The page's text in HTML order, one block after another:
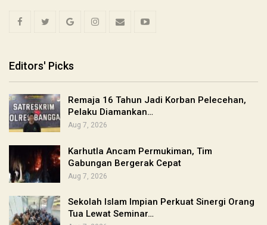
Editors' Picks
Remaja 16 Tahun Jadi Korban Pelecehan,
Pelaku Diamankan…
Aug 7, 2026
Karhutla Ancam Permukiman, Tim
Gabungan Bergerak Cepat
Aug 7, 2026
Sekolah Islam Impian Perkuat Sinergi Orang
Tua Lewat Seminar…